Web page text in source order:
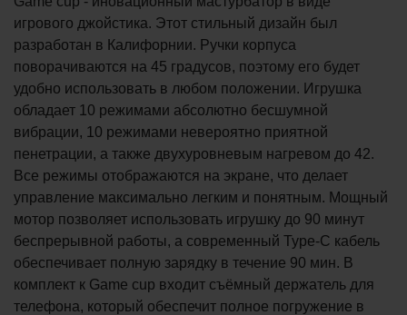
игрового джойстика. Этот стильный дизайн был
разработан в Калифорнии. Ручки корпуса
поворачиваются на 45 градусов, поэтому его будет
удобно использовать в любом положении. Игрушка
обладает 10 режимами абсолютно бесшумной
вибрации, 10 режимами невероятно приятной
пенетрации, а также двухуровневым нагревом до 42.
Все режимы отображаются на экране, что делает
управление максимально легким и понятным. Мощный
мотор позволяет использовать игрушку до 90 минут
беспрерывной работы, а современный Type-C кабель
обеспечивает полную зарядку в течение 90 мин. В
комплект к Game cup входит съёмный держатель для
телефона, который обеспечит полное погружение в